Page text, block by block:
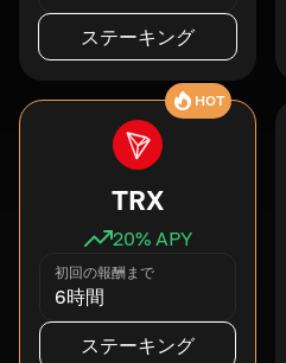
ステーキング
HOT
TRX
20% APY
初回の報酬まで
6時間
ステーキング